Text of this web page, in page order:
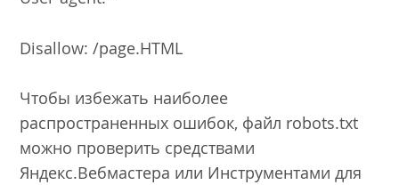
Disallow: /page.HTML
Чтобы избежать наиболее
распространенных ошибок, файл robots.txt
можно проверить средствами
Яндекс.Вебмастера или Инструментами для